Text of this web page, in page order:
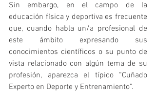
Sin embargo, en el campo de la
educación física y deportiva es frecuente
que, cuando habla un/a profesional de
este ámbito expresando sus
conocimientos científicos o su punto de
vista relacionado con algún tema de su
profesión, aparezca el típico “Cuñado
Experto en Deporte y Entrenamiento”.